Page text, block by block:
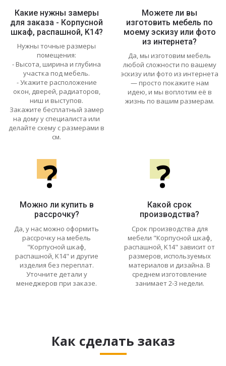
Какие нужны замеры
для заказа - Корпусной
шкаф, распашной, K14?
Нужны точные размеры
помещения:
- Высота, ширина и глубина
участка под мебель.
- Укажите расположение
окон, дверей, радиаторов,
ниш и выступов.
Закажите бесплатный замер
на дому у специалиста или
делайте схему с размерами в
см.
Можете ли вы
изготовить мебель по
моему эскизу или фото
из интернета?
Да, мы изготовим мебель
любой сложности по вашему
эскизу или фото из интернета
— просто покажите нам
идею, и мы воплотим её в
жизнь по вашим размерам.
?
Можно ли купить в
рассрочку?
Да, у нас можно оформить
рассрочку на мебель
"Корпусной шкаф,
распашной, K14" и другие
изделия без переплат.
Уточните детали у
менеджеров при заказе.
?
Какой срок
производства?
Срок производства для
мебели "Корпусной шкаф,
распашной, K14" зависит от
размеров, используемых
материалов и дизайна. В
среднем изготовление
занимает 2-3 недели.
Как сделать заказ